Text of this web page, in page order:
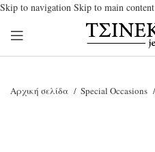
Skip to navigation Skip to main content
Αρχική σελίδα Special Occasions